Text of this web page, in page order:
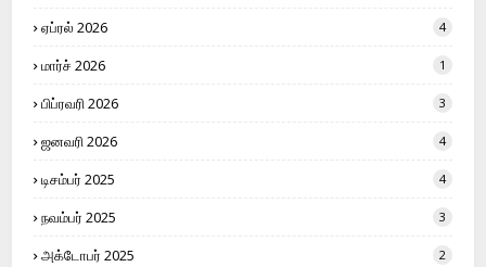
ஏப்ரல் 2026 4
மார்ச் 2026 1
பிப்ரவரி 2026 3
ஜனவரி 2026 4
டிசம்பர் 2025 4
நவம்பர் 2025 3
அக்டோபர் 2025 2